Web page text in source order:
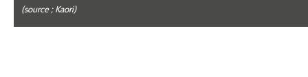
(source ; Kaori)